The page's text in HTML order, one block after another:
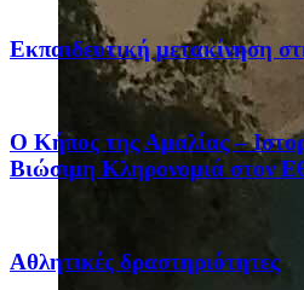
Eκπαιδευτική μετακίνηση
Ο Κήπος της Αμαλίας –
Βιώσιμη Κληρονομιά στον
Αθλητικές δραστηριότητες